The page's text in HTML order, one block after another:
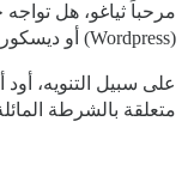
مرحباً ثياغو، هل
(Wordpress) أو ديسكورس (Discourse) المتعلقة بهذا؟
على سبيل التنويه،
متعلقة بالشرطة